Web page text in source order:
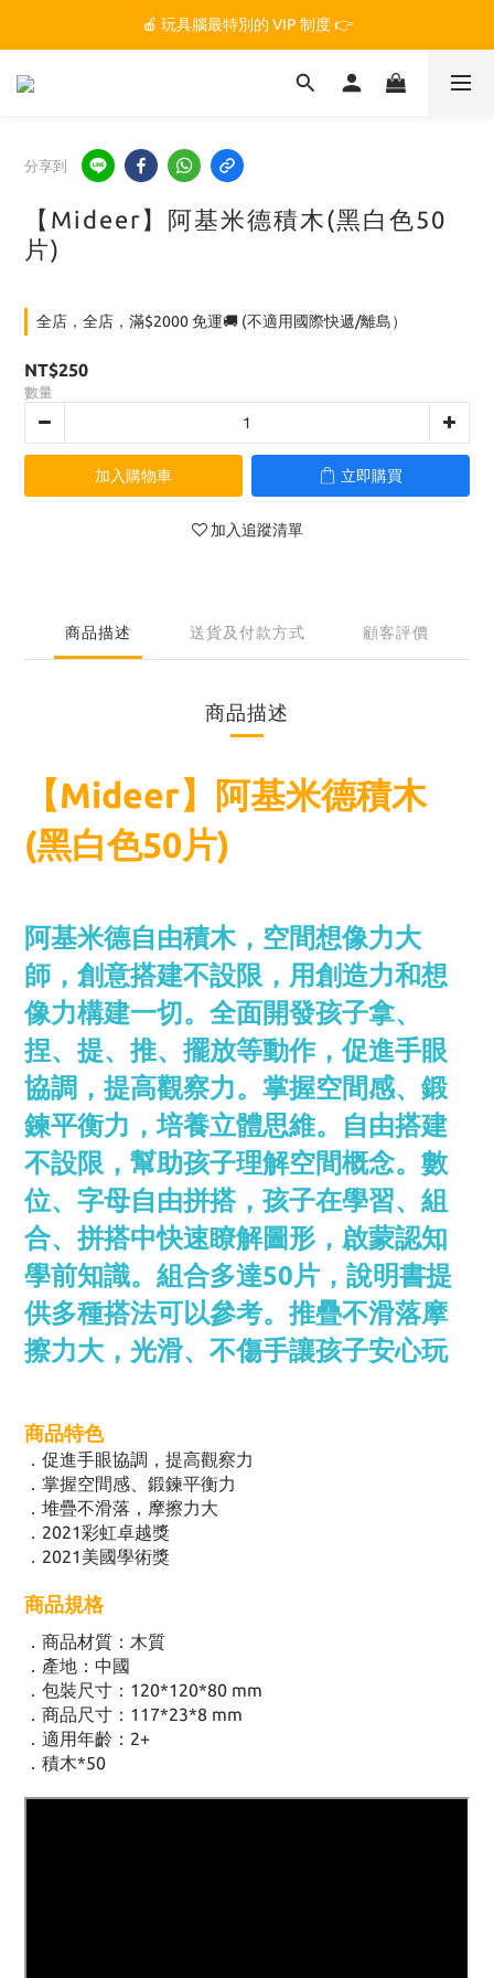
🏆 玩具腦是全台第一個獲得 STEM.org 教育平台
🍎 玩具腦最特別的 VIP 制度 👉
🏆 玩具腦是全台第一個獲得 STEM.org 教育平台
分享到
【Mideer】阿基米德積木(黑白色50
片)
全店，全店，滿$2000 免運🚚 (不適用國際快遞/離島）
NT$250
數量
加入購物車 立即購買
加入追蹤清單
商品描述 送貨及付款方式 顧客評價
商品描述
【Mideer】阿基米德積木
(黑白色50片)
阿基米德自由積木，空間想像力大
師，創意搭建不設限，用創造力和想
像力構建一切。全面開發孩子拿、
捏、提、推、擺放等動作，促進手眼
協調，提高觀察力。掌握空間感、鍛
鍊平衡力，培養立體思維。自由搭建
不設限，幫助孩子理解空間概念。數
位、字母自由拼搭，孩子在學習、組
合、拼搭中快速瞭解圖形，啟蒙認知
學前知識。組合多達50片，說明書提
供多種搭法可以參考。推疊不滑落摩
擦力大，光滑、不傷手讓孩子安心玩
商品特色
． 促進手眼協調，提高觀察力
．掌握空間感、鍛鍊平衡力
． 堆疊不滑落，摩擦力大
． 2021彩虹卓越獎
． 2021美國學術獎
商品規格
．商品材質：木質
． 產地：中國
． 包裝尺寸：120*120*80 mm
． 商品尺寸：117*23*8 mm
． 適用年齡：2+
．積木*50